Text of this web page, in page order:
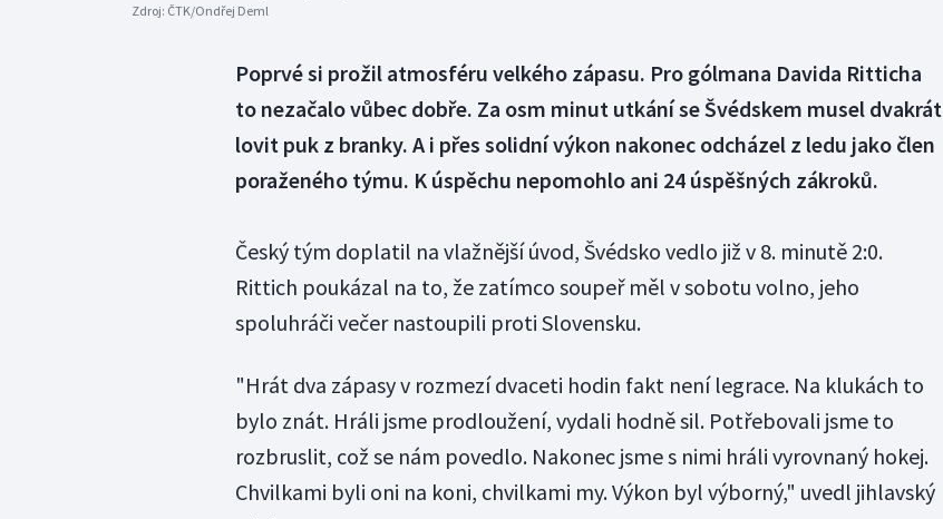
Zdroj: ČTK/Ondřej Deml
Poprvé si prožil atmosféru velkého zápasu. Pro gólmana Davida Ritticha
to nezačalo vůbec dobře. Za osm minut utkání se Švédskem musel dvakrát
lovit puk z branky. A i přes solidní výkon nakonec odcházel z ledu jako člen
poraženého týmu. K úspěchu nepomohlo ani 24 úspěšných zákroků.
Český tým doplatil na vlažnější úvod, Švédsko vedlo již v 8. minutě 2:0.
Rittich poukázal na to, že zatímco soupeř měl v sobotu volno, jeho
spoluhráči večer nastoupili proti Slovensku.
"Hrát dva zápasy v rozmezí dvaceti hodin fakt není legrace. Na klukách to
bylo znát. Hráli jsme prodloužení, vydali hodně sil. Potřebovali jsme to
rozbruslit, což se nám povedlo. Nakonec jsme s nimi hráli vyrovnaný hokej.
Chvilkami byli oni na koni, chvilkami my. Výkon byl výborný," uvedl jihlavský